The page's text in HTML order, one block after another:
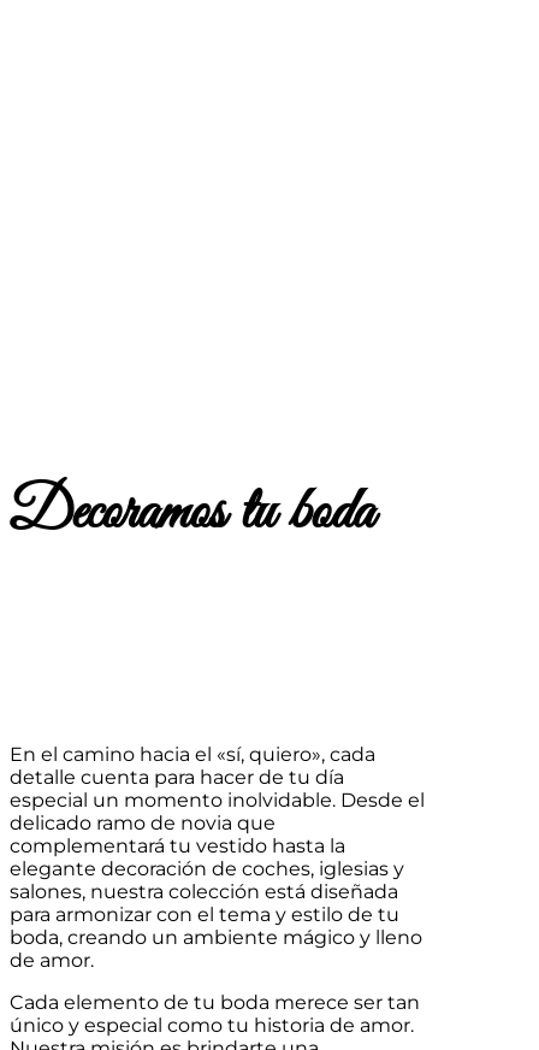
Decoramos tu boda
En el camino hacia el «sí, quiero», cada
detalle cuenta para hacer de tu día
especial un momento inolvidable. Desde el
delicado ramo de novia que
complementará tu vestido hasta la
elegante decoración de coches, iglesias y
salones, nuestra colección está diseñada
para armonizar con el tema y estilo de tu
boda, creando un ambiente mágico y lleno
de amor.
Cada elemento de tu boda merece ser tan
único y especial como tu historia de amor.